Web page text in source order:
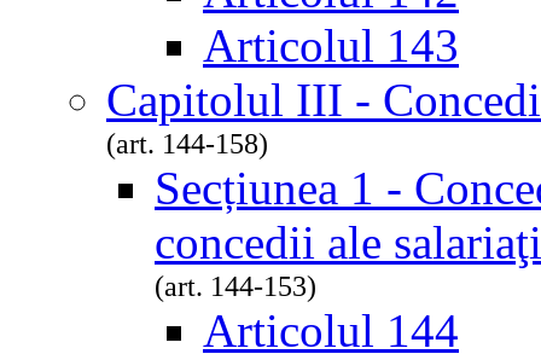
Articolul 143
Capitolul III -
(art. 144-158)
Secțiunea 1 -
concedii ale
(art. 144-153)
Articolul 144